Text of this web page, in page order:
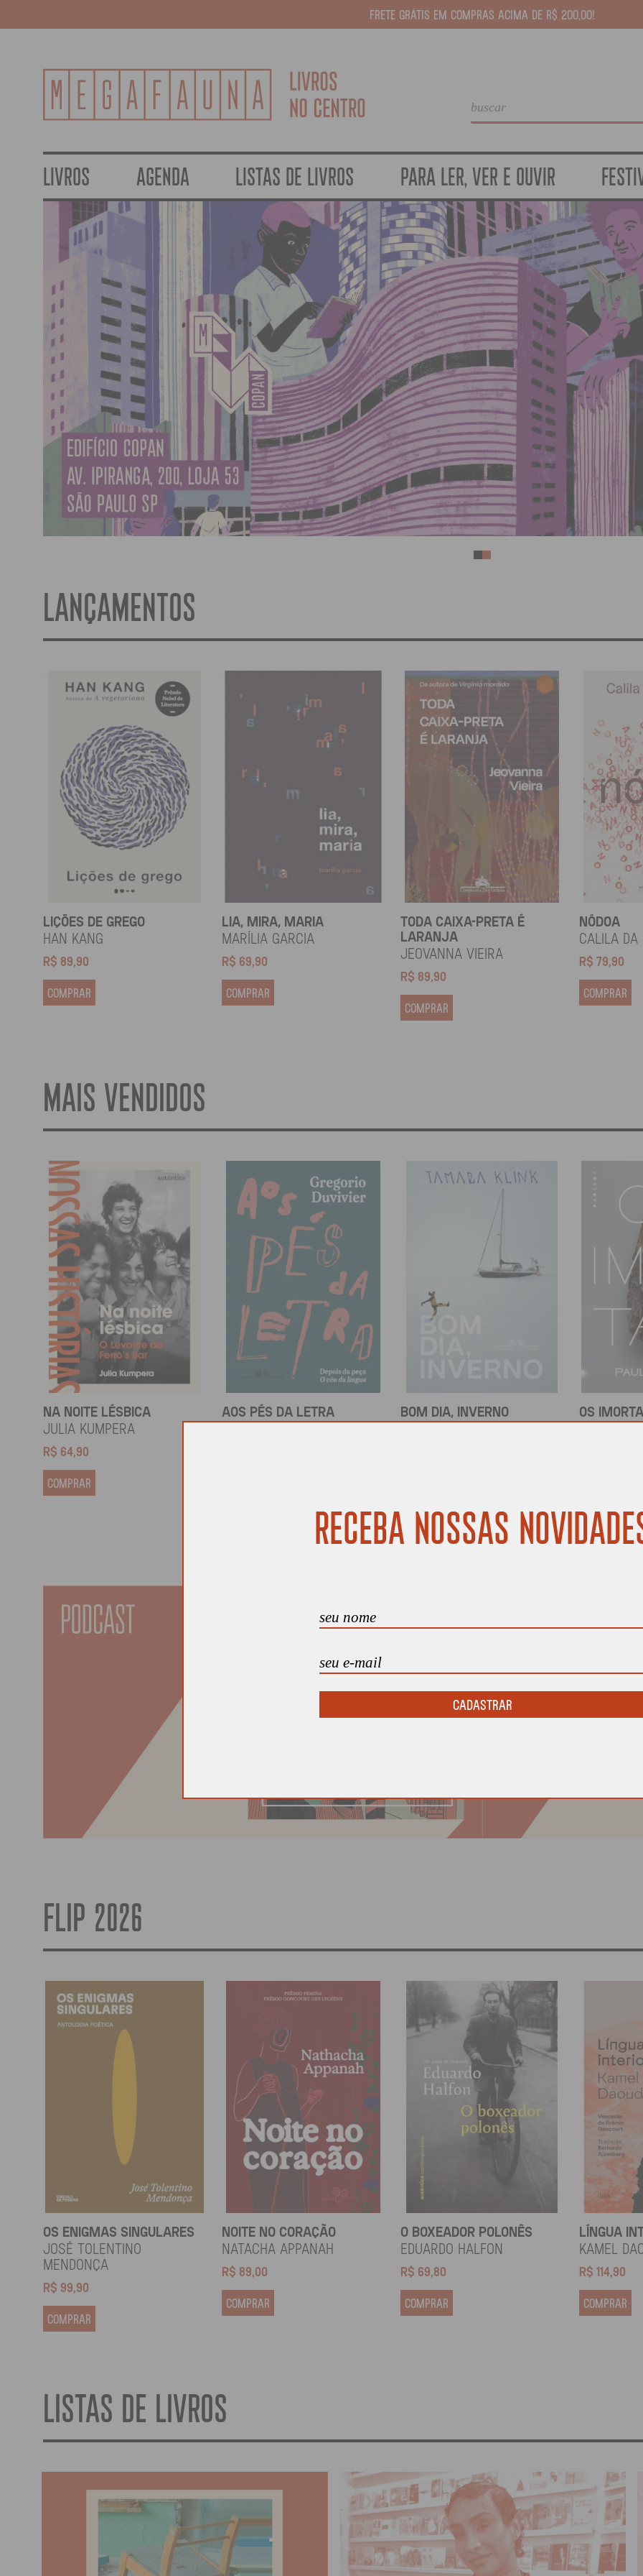
FRETE GRÁTIS EM COMPRAS ACIMA DE R$ 200,00!
LIVROS AGENDA LISTAS DE LIVROS PARA LER, VER E OUVIR
LANÇAMENTOS
LIÇÕES DE GREGO
HAN KANG
R$ 89,90
COMPRAR
LIA, MIRA, MARIA
Marília Garcia
R$ 69,90
COMPRAR
TODA CAIXA-PRETA É
LARANJA
Jeovanna Vieira
R$ 89,90
COMPRAR
NÓDOA
Calila da
R$ 79,90
COMPRAR
MAIS VENDIDOS
NA NOITE LÉSBICA
Julia Kumpera
R$ 64,90
COMPRAR
AOS PÉS DA LETRA
Gregorio Duvivier
BOM DIA, INVERNO
Tamara Klink
OS
Paulliny
FLIP 2026
OS ENIGMAS SINGULARES
JOSÉ TOLENTINO
MENDONÇA
R$ 99,90
COMPRAR
NOITE NO CORAÇÃO
Natacha Appanah
R$ 89,00
COMPRAR
O BOXEADOR POLONÊS
EDUARDO HALFON
R$ 69,80
COMPRAR
LÍNGUA
KAMEL
R$ 114,90
COMPRAR
LISTAS DE LIVROS
RECEBA NOSSAS